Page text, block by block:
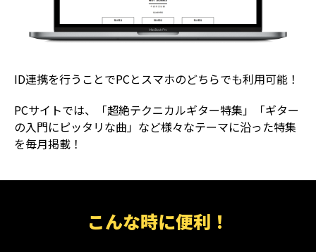
ID連携を行うことでPCとスマホのどちらでも利用可能！
PCサイトでは、「超絶テクニカルギター特集」「ギター
の入門にピッタリな曲」など様々なテーマに沿った特集
を毎月掲載！
こんな時に便利！